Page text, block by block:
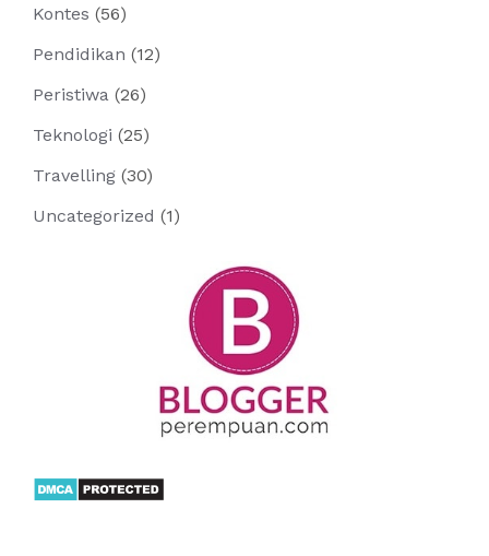
Kontes (56)
Pendidikan (12)
Peristiwa (26)
Teknologi (25)
Travelling (30)
Uncategorized (1)